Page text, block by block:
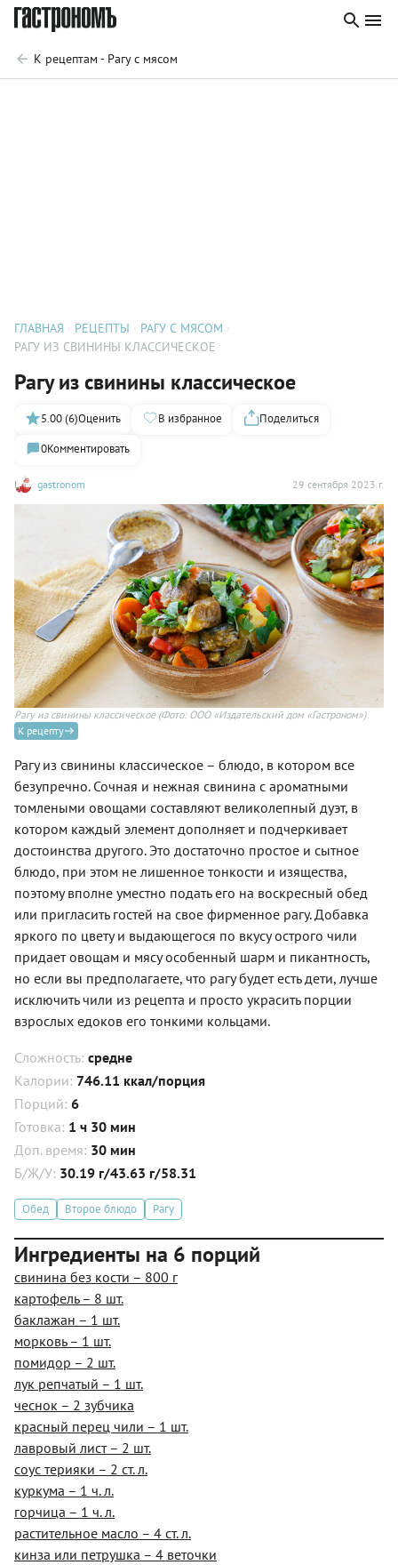
К рецептам - Рагу с мясом
ГЛАВНАЯ РЕЦЕПТЫ
РАГУ С МЯСОМ
РАГУ ИЗ СВИНИНЫ КЛАССИЧЕСКОЕ
Рагу из свинины классическое
gastronom 29 сентября 2023 г.
5.00 (6)Оценить В избранное
Поделиться
0Комментировать
Рагу из свинины классическое(Фото: ООО «Издательский дом «Гастроном»)
К рецепту
Рагу из свинины классическое – блюдо, в котором все
безупречно. Сочная и нежная свинина с ароматными
томлеными овощами составляют великолепный дуэт, в
котором каждый элемент дополняет и подчеркивает
достоинства другого. Это достаточно простое и сытное
блюдо, при этом не лишенное тонкости и изящества,
поэтому вполне уместно подать его на воскресный обед
или пригласить гостей на свое фирменное рагу. Добавка
яркого по цвету и выдающегося по вкусу острого чили
придает овощам и мясу особенный шарм и пикантность,
но если вы предполагаете, что рагу будет есть дети, лучше
исключить чили из рецепта и просто украсить порции
взрослых едоков его тонкими кольцами.
Сложность: средне
Калории: 746.11 ккал/порция
Порций: 6
Готовка: 1 ч 30 мин
Доп. время: 30 мин
Б/Ж/У: 30.19 г/43.63 г/58.31
Обед Второе блюдо Рагу
Ингредиенты на 6 порций
свинина без кости – 800 г
картофель – 8 шт.
баклажан – 1 шт.
морковь – 1 шт.
помидор – 2 шт.
лук репчатый – 1 шт.
чеснок – 2 зубчика
красный перец чили – 1 шт.
лавровый лист – 2 шт.
соус терияки – 2 ст. л.
куркума – 1 ч. л.
горчица – 1 ч. л.
растительное масло – 4 ст. л.
кинза или петрушка – 4 веточки